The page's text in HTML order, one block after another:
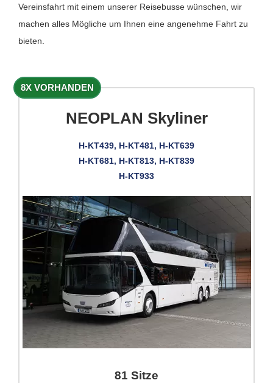
Vereinsfahrt mit einem unserer Reisebusse wünschen, wir
machen alles Mögliche um Ihnen eine angenehme Fahrt zu
bieten.
8X VORHANDEN
NEOPLAN Skyliner
H-KT439, H-KT481, H-KT639
H-KT681, H-KT813, H-KT839
H-KT933
81 Sitze